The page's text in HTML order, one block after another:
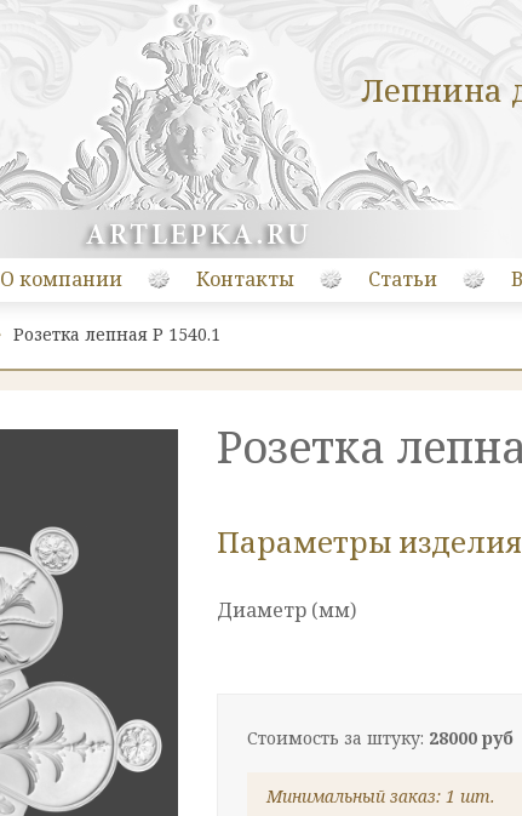
Лепнина
О компании Контакты Статьи
Розетка лепная Р 1540.1
Розетка
Параметры изделия
Диаметр (мм)
Стоимость за штуку: 28000 руб
Минимальный заказ: 1 шт.